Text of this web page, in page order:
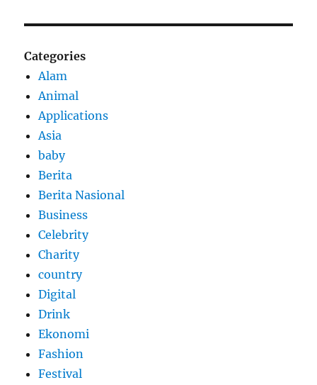
Categories
Alam
Animal
Applications
Asia
baby
Berita
Berita Nasional
Business
Celebrity
Charity
country
Digital
Drink
Ekonomi
Fashion
Festival